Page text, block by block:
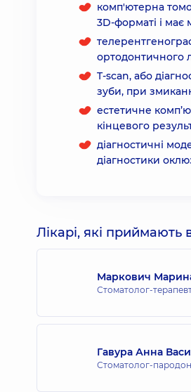
комп'ютерна
3D-форматі і
ортодонтичного
T-scan, або
зуби, при
естетичне
кінцевого
діагностичні
діагностики
Лікарі, які приймають в
Маркович
Стоматолог-
Гавура Анна
Стоматолог-